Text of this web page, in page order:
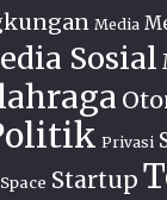
Media
Sosial
Privasi
Space Startup